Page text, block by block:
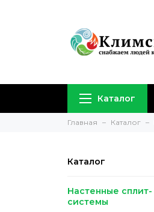
Каталог
Главная Каталог
Каталог
Настенные сплит-
системы